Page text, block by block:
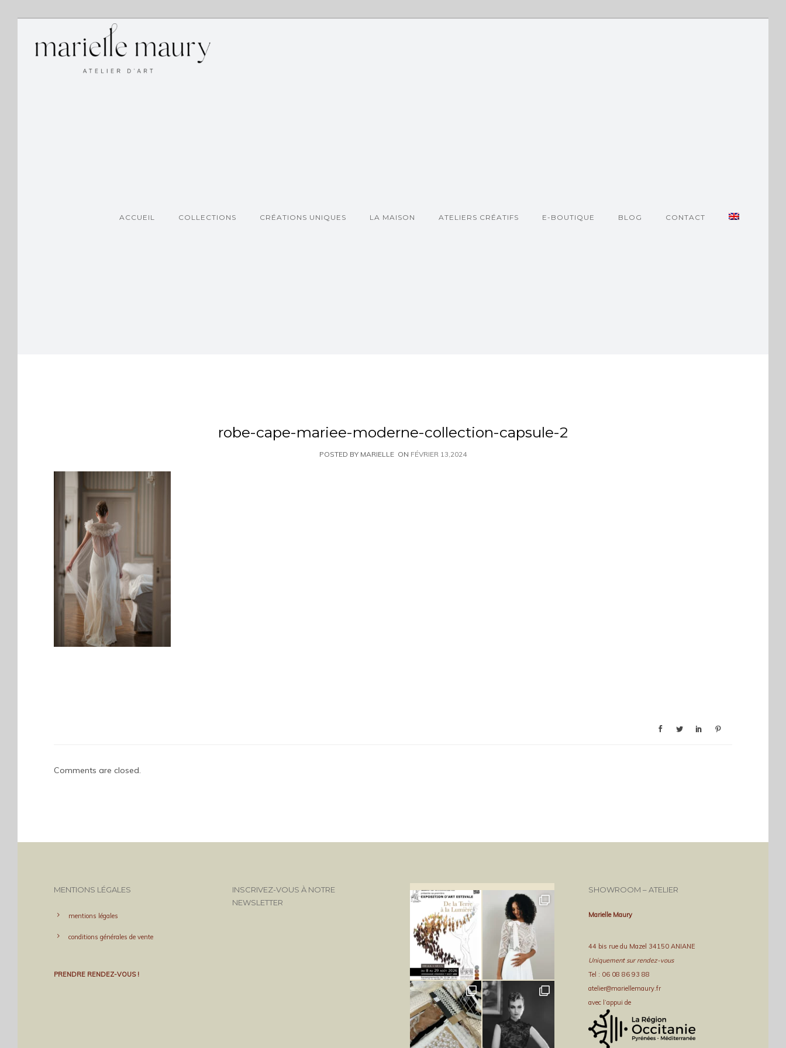
ACCUEIL COLLECTIONS CRÉATIONS UNIQUES LA MAISON ATELIERS CRÉATIFS E-BOUTIQUE BLOG CONTACT
robe-cape-mariee-moderne-collection-capsule-2
POSTED BY MARIELLE ON FÉVRIER 13,2024
Comments are closed.
MENTIONS LÉGALES
mentions légales
conditions générales de vente
PRENDRE RENDEZ-VOUS !
INSCRIVEZ-VOUS À NOTRE
NEWSLETTER
SHOWROOM – ATELIER
Marielle Maury
44 bis rue du Mazel 34150 ANIANE
Uniquement sur rendez-vous
Tel : 06 08 86 93 88
atelier@mariellemaury.fr
avec l’appui de